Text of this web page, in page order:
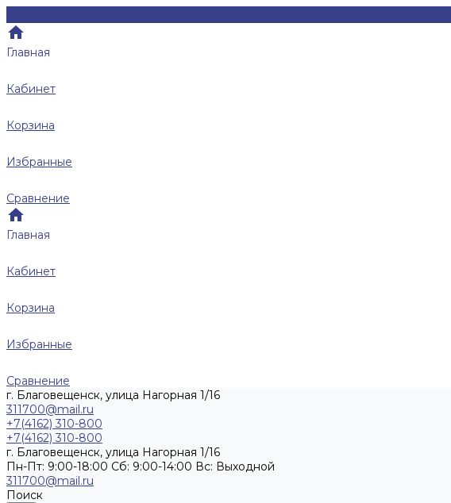
Главная
Кабинет
Корзина
Избранные
Сравнение
Главная
Кабинет
Корзина
Избранные
Сравнение
г. Благовещенск, улица Нагорная 1/16
311700@mail.ru
+7(4162) 310-800
+7(4162) 310-800
г. Благовещенск, улица Нагорная 1/16
Пн-Пт: 9:00-18:00 Cб: 9:00-14:00 Вс: Выходной
311700@mail.ru
Поиск